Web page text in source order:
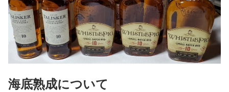
海底熟成について